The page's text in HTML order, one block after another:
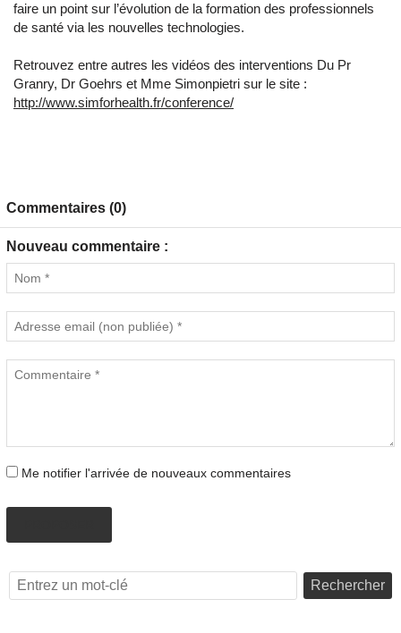
faire un point sur l’évolution de la formation des professionnels
de santé via les nouvelles technologies.
Retrouvez entre autres les vidéos des interventions Du Pr
Granry, Dr Goehrs et Mme Simonpietri sur le site :
http://www.simforhealth.fr/conference/
Commentaires (0)
Nouveau commentaire :
Me notifier l'arrivée de nouveaux commentaires
Rechercher